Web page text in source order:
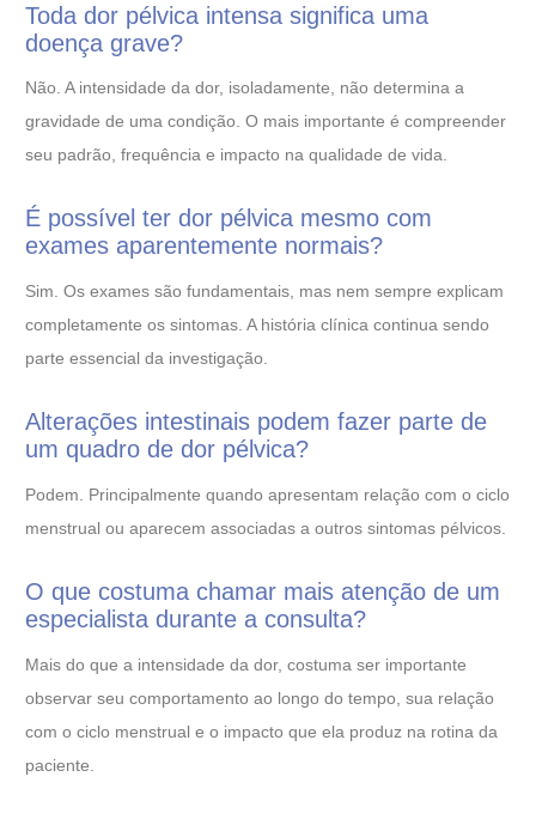
Toda dor pélvica intensa significa uma
doença grave?
Não. A intensidade da dor, isoladamente, não determina a
gravidade de uma condição. O mais importante é compreender
seu padrão, frequência e impacto na qualidade de vida.
É possível ter dor pélvica mesmo com
exames aparentemente normais?
Sim. Os exames são fundamentais, mas nem sempre explicam
completamente os sintomas. A história clínica continua sendo
parte essencial da investigação.
Alterações intestinais podem fazer parte de
um quadro de dor pélvica?
Podem. Principalmente quando apresentam relação com o ciclo
menstrual ou aparecem associadas a outros sintomas pélvicos.
O que costuma chamar mais atenção de um
especialista durante a consulta?
Mais do que a intensidade da dor, costuma ser importante
observar seu comportamento ao longo do tempo, sua relação
com o ciclo menstrual e o impacto que ela produz na rotina da
paciente.